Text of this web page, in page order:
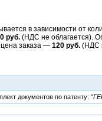
в зависимости от
руб. (НДС не облагается).
заказа — 120 руб. (НДС
документов по патенту: "